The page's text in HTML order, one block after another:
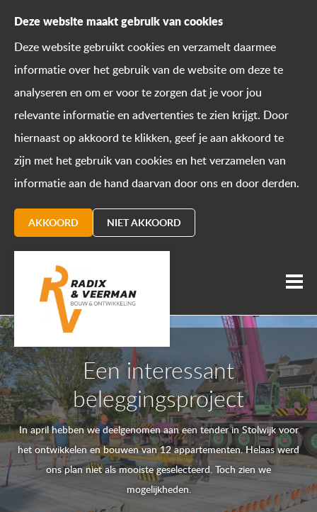
Deze website maakt gebruik van cookies
Deze website gebruikt cookies en verzamelt daarmee
informatie over het gebruik van de website om deze te
analyseren en om er voor te zorgen dat je voor jou
relevante informatie en advertenties te zien krijgt. Door
hiernaast op akkoord te klikken, geef je aan akkoord te
zijn met het gebruik van cookies en het verzamelen van
informatie aan de hand daarvan door ons en door derden.
AKKOORD NIET AKKOORD
Een interessant
beleggingsproject
In april hebben we deelgenomen aan een tender in Stolwijk voor
het ontwikkelen en bouwen van 12 appartementen. Helaas werd
ons plan niet als mooiste geselecteerd. Toch zien we
mogelijkheden.